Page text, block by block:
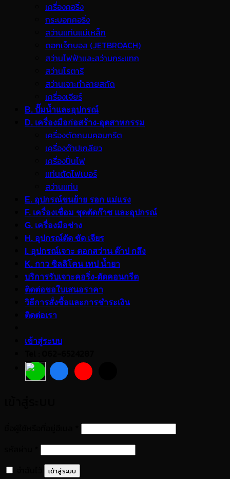
เครื่องคอริ่ง
กระบอกคอริ่ง
สว่านแท่นแม่เหล็ก
ดอกเจ็ทบอส (JETBROACH)
สว่านไฟฟ้าและสว่านกระแทก
สว่านโรตารี
สว่านเจาะทำลายสกัด
เครื่องเจียร์
B. ปั๊มน้ำและอุปกรณ์
D. เครื่องมือก่อสร้าง-อุตสาหกรรม
เครื่องตัดถนนคอนกรีต
เครื่องต๊าปเกลียว
เครื่องปั่นไฟ
แท่นตัดไฟเบอร์
สว่านแท่น
E. อุปกรณ์ขนย้าย รอก แม่แรง
F. เครื่องเชื่อม ชุดตัดก๊าซ และอุปกรณ์
G. เครื่องมือช่าง
H. อุปกรณ์ตัด ขัด เจียร
I. อุปกรณ์เจาะ ดอกสว่าน ต๊าป กลึง
K. กาว ซิลลิโคน เทป น้ำยา
บริการรับเจาะคอริ่ง-ตัดคอนกรีต
ติดต่อขอใบเสนอราคา
วิธีการสั่งซื้อและการชำระเงิน
ติดต่อเรา
เข้าสู่ระบบ
ต้องการ
ต้องการ
เข้าสู่ระบบ